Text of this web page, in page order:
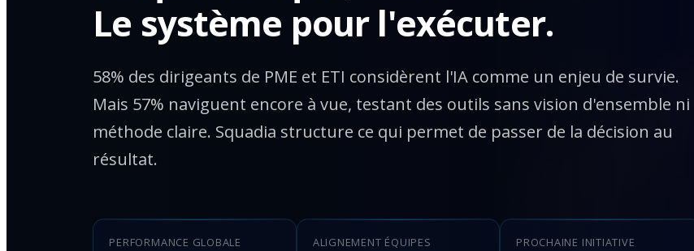
Le système pour l'exécuter.
58% des dirigeants de PME et ETI considèrent l'IA comme un enjeu de survie.
Mais 57% naviguent encore à vue, testant des outils sans vision d'ensemble ni
méthode claire. Squadia structure ce qui permet de passer de la décision au
résultat.
PERFORMANCE GLOBALE ALIGNEMENT ÉQUIPES PROCHAINE INITIATIVE